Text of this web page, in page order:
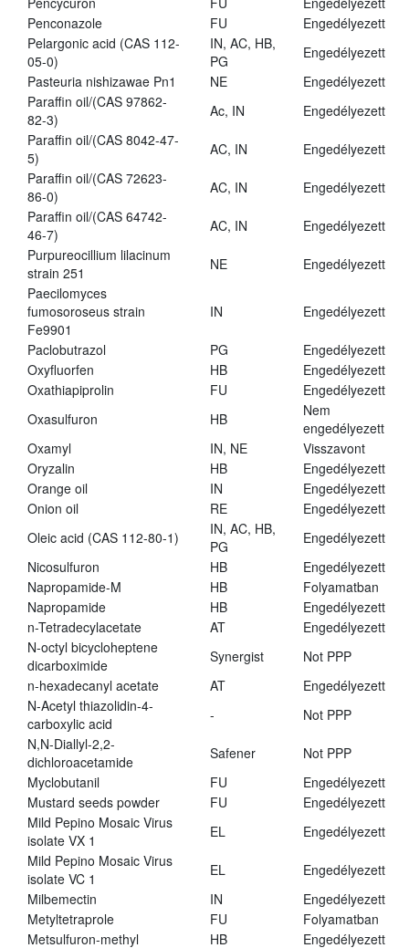
Penconazole
FU
Engedélyezett
Pelargonic acid (CAS 112-
05-0)
IN, AC, HB,
PG
Engedélyezett
Pasteuria nishizawae Pn1
NE
Engedélyezett
Paraffin oil/(CAS 97862-
82-3)
Ac, IN
Engedélyezett
Paraffin oil/(CAS 8042-47-
5)
AC, IN
Engedélyezett
Paraffin oil/(CAS 72623-
86-0)
AC, IN
Engedélyezett
Paraffin oil/(CAS 64742-
46-7)
AC, IN
Engedélyezett
Purpureocillium lilacinum
strain 251
NE
Engedélyezett
Paecilomyces
fumosoroseus strain
Fe9901
IN Engedélyezett
Paclobutrazol PG
Engedélyezett
Oxyfluorfen
HB
Engedélyezett
Oxathiapiprolin
FU
Engedélyezett
Oxasulfuron
HB
Nem
engedélyezett
Oxamyl
IN, NE
Visszavont
Oryzalin
HB
Engedélyezett
Orange oil
IN
Engedélyezett
Onion oil
RE
Engedélyezett
Oleic acid (CAS 112-80-1)
IN, AC, HB,
PG
Engedélyezett
Nicosulfuron
HB
Engedélyezett
Napropamide-M
HB
Folyamatban
Napropamide
HB
Engedélyezett
n-Tetradecylacetate
AT
Engedélyezett
N-octyl bicycloheptene
dicarboximide
Synergist
Not PPP
n-hexadecanyl acetate
AT
Engedélyezett
N-Acetyl thiazolidin-4-
carboxylic acid
-
Not PPP
N,N-Diallyl-2,2-
dichloroacetamide
Safener
Not PPP
Myclobutanil
FU
Engedélyezett
Mustard seeds powder
FU
Engedélyezett
Mild Pepino Mosaic Virus
isolate VX 1
EL
Engedélyezett
Mild Pepino Mosaic Virus
isolate VC 1
EL
Engedélyezett
Milbemectin
IN
Engedélyezett
Metyltetraprole
FU
Folyamatban
Metsulfuron-methyl
HB Engedélyezett